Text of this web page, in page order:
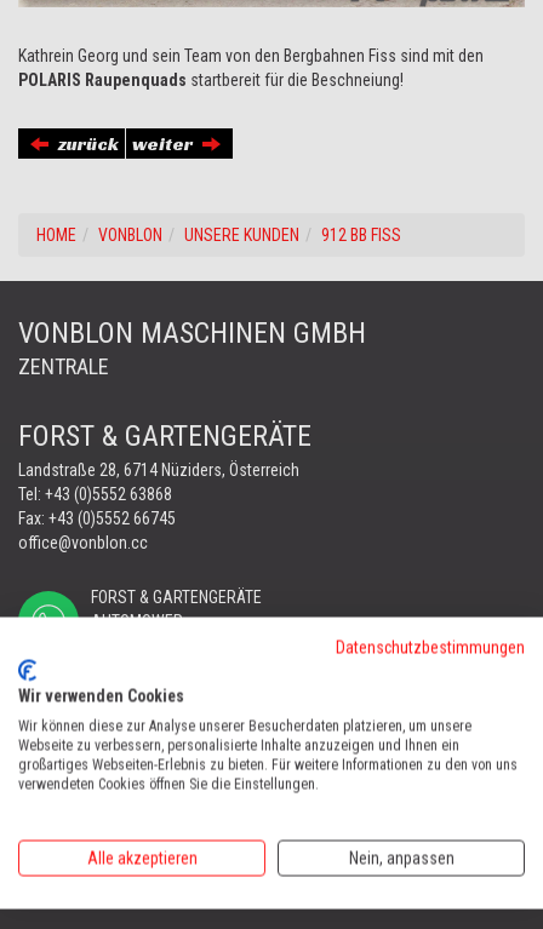
Kathrein Georg und sein Team von den Bergbahnen Fiss sind mit den
POLARIS Raupenquads startbereit für die Beschneiung!
zurück weiter
HOME VONBLON UNSERE KUNDEN 912 BB FISS
VONBLON MASCHINEN GMBH
ZENTRALE
FORST & GARTENGERÄTE
Landstraße 28, 6714 Nüziders, Österreich
Tel: +43 (0)5552 63868
Fax: +43 (0)5552 66745
office@vonblon.cc
FORST & GARTENGERÄTE
AUTOMOWER
AUTOMOWER
Automower Kundendienst Nüziders
Tel:+43 (0)5552 31607
AUTOMOWER SHOP LUSTENAU
Maria-Theresien-Straße 77, 6890 Lustenau
Harry Zudrell
Mobil:+43 676 780 96 73
Datenschutzbestimmungen
Wir verwenden Cookies
Wir können diese zur Analyse unserer Besucherdaten platzieren, um unsere
Webseite zu verbessern, personalisierte Inhalte anzuzeigen und Ihnen ein
großartiges Webseiten-Erlebnis zu bieten. Für weitere Informationen zu den von uns
verwendeten Cookies öffnen Sie die Einstellungen.
Alle akzeptieren Nein, anpassen